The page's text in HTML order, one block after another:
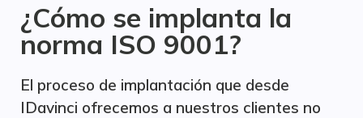
¿Cómo se implanta la
norma ISO 9001?
El proceso de implantación que desde
IDavinci ofrecemos a nuestros clientes no